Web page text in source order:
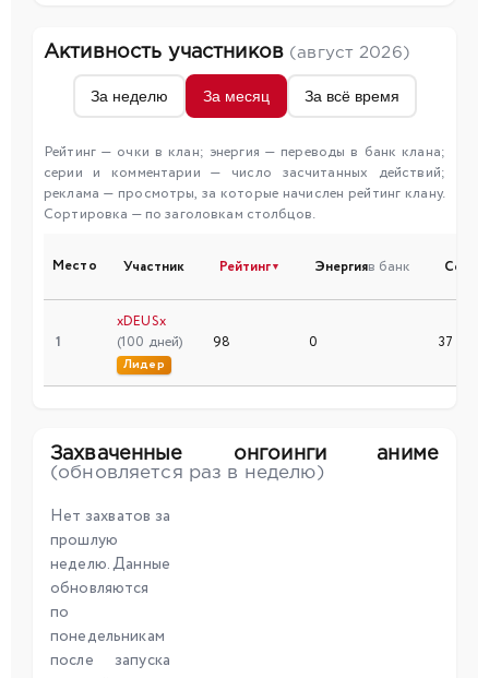
Активность участников (август 2026)
За неделю За месяц За всё время
Рейтинг — очки в клан; энергия — переводы в банк клана;
серии и комментарии — число засчитанных действий;
реклама — просмотры, за которые начислен рейтинг клану.
Сортировка — по заголовкам столбцов.
Место Участник Рейтинг▼ Энергияв банк Серии
1
xDEUSx
(100 дней)
Лидер
98 0 37
Захваченные онгоинги аниме
(обновляется раз в неделю)
Нет захватов за
прошлую
неделю. Данные
обновляются
по
понедельникам
после запуска